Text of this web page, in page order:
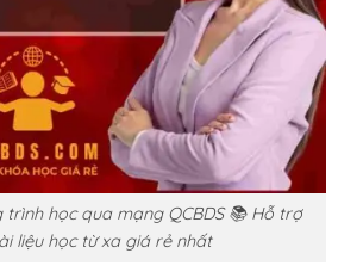
trình học qua mạng QCBDS 📚 Hỗ trợ
liệu học từ xa giá rẻ nhất